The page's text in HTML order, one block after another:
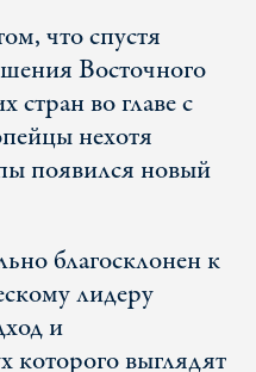
что спустя
Восточного
стран во главе с
нехотя
появился новый
благосклонен к
лидеру
и
которого выглядят